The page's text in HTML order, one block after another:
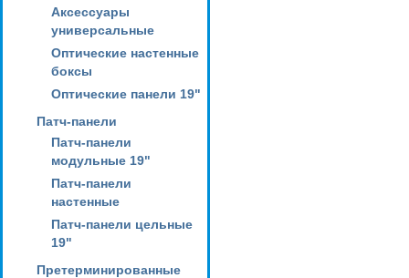
Аксессуары
универсальные
Оптические настенные
боксы
Оптические панели 19"
Патч-панели
Патч-панели
модульные 19"
Патч-панели
настенные
Патч-панели цельные
19"
Претерминированные